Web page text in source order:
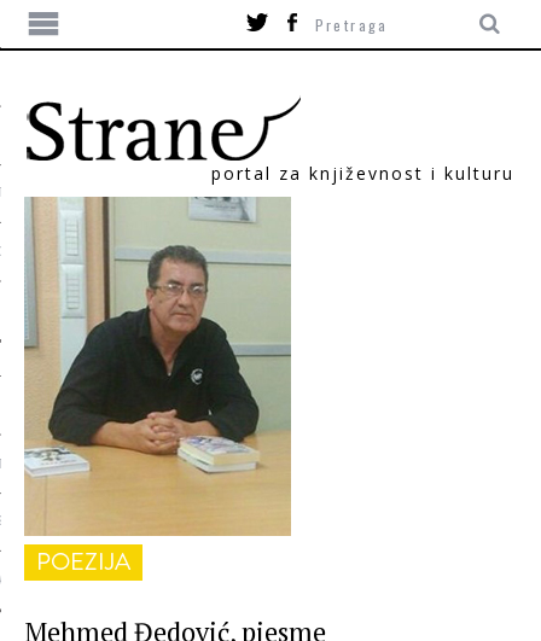
portal za književnost i kulturu
POEZIJA
Mehmed Đedović, pjesme